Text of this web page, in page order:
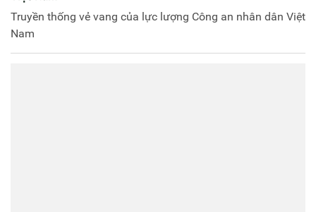
Truyền thống vẻ vang của lực lượng Công an nhân dân Việt
Nam